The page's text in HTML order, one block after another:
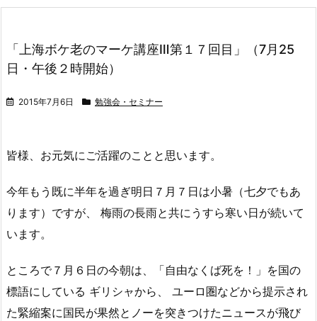
「上海ボケ老のマーケ講座Ⅲ第１７回目」（7月25
日・午後​２時開始）
2015年7月6日 勉強会・セミナー
皆様、お元気にご活躍のことと思います。
今年もう既に半年を過ぎ明日７月７日は小暑（七夕でもあ
ります）ですが、 梅雨の長雨と共にうすら寒い日が続いて
います。
ところで７月６日の今朝は、「自由なくば死を！」を国の
標語にしている ギリシャから、 ユーロ圏などから提示され
た緊縮案に国民が果然とノーを突きつけたニュースが飛び